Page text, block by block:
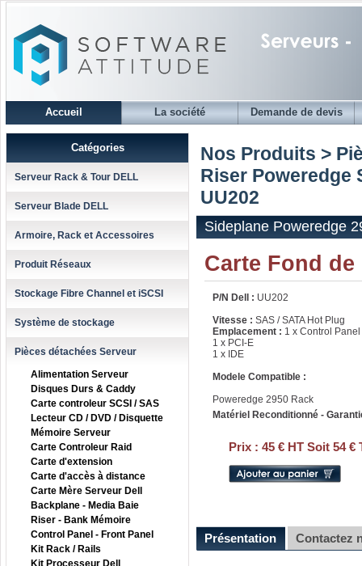
Accueil La société Demande de devis
Catégories
Serveur Rack & Tour DELL
Serveur Blade DELL
Armoire, Rack et Accessoires
Produit Réseaux
Stockage Fibre Channel et iSCSI
Système de stockage
Pièces détachées Serveur
Alimentation Serveur
Disques Durs & Caddy
Carte controleur SCSI / SAS
Lecteur CD / DVD / Disquette
Mémoire Serveur
Carte Controleur Raid
Carte d'extension
Carte d'accès à distance
Carte Mère Serveur Dell
Backplane - Media Baie
Riser - Bank Mémoire
Control Panel - Front Panel
Kit Rack / Rails
Kit Processeur Dell
Nos Produits >
Riser Poweredge
UU202
Sideplane Poweredge
Carte Fond de
P/N Dell : UU202
Vitesse : SAS / SATA Hot Plug
Emplacement : 1 x Control Panel
1 x PCI-E
1 x IDE
Modele Compatible :
Poweredge 2950 Rack
Matériel Reconditionné -
Prix : 45 € HT Soit 54 €
Présentation Contactez